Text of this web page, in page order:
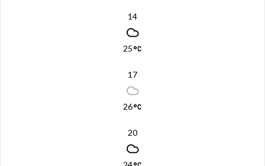
14
25
17
26
20